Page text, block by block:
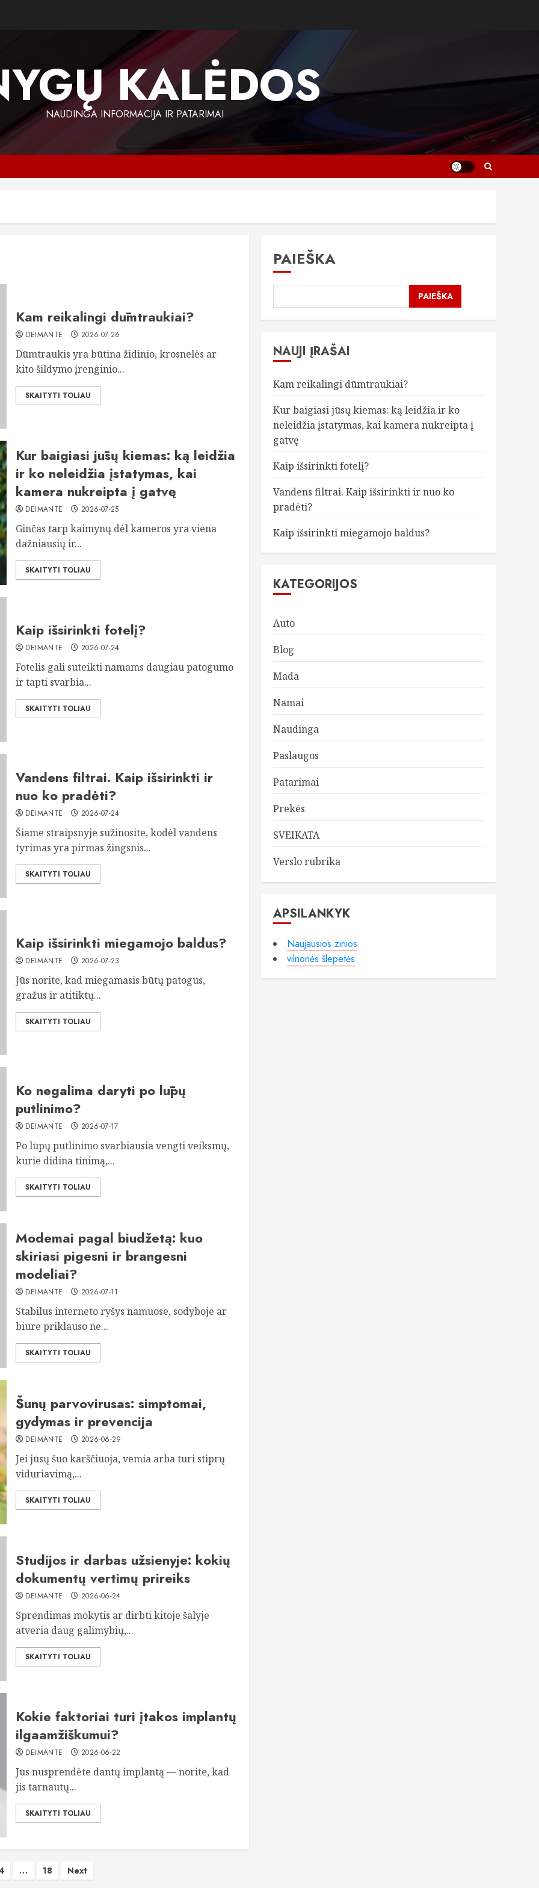
KALĖDOS
NAUDINGA INFORMACIJA IR PATARIMAI
Kam reikalingi dūmtraukiai?
DEIMANTE 2026-07-26
Dūmtraukis yra būtina židinio, krosnelės ar
kito šildymo įrenginio...
SKAITYTI TOLIAU
Kur baigiasi jūsų kiemas: ką leidžia
ir ko neleidžia įstatymas, kai
kamera nukreipta į gatvę
DEIMANTE 2026-07-25
Ginčas tarp kaimynų dėl kameros yra viena
dažniausių ir...
SKAITYTI TOLIAU
Kaip išsirinkti fotelį?
DEIMANTE 2026-07-24
Fotelis gali suteikti namams daugiau patogumo
ir tapti svarbia...
SKAITYTI TOLIAU
Vandens filtrai. Kaip išsirinkti ir
nuo ko pradėti?
DEIMANTE 2026-07-24
Šiame straipsnyje sužinosite, kodėl vandens
tyrimas yra pirmas žingsnis...
SKAITYTI TOLIAU
Kaip išsirinkti miegamojo baldus?
DEIMANTE 2026-07-23
Jūs norite, kad miegamasis būtų patogus,
gražus ir atitiktų...
SKAITYTI TOLIAU
Ko negalima daryti po lūpų
putlinimo?
DEIMANTE 2026-07-17
Po lūpų putlinimo svarbiausia vengti veiksmų,
kurie didina tinimą,...
SKAITYTI TOLIAU
Modemai pagal biudžetą: kuo
skiriasi pigesni ir brangesni
modeliai?
DEIMANTE 2026-07-11
Stabilus interneto ryšys namuose, sodyboje ar
biure priklauso ne...
SKAITYTI TOLIAU
Šunų parvovirusas: simptomai,
gydymas ir prevencija
DEIMANTE 2026-06-29
Jei jūsų šuo karščiuoja, vemia arba turi stiprų
viduriavimą,...
SKAITYTI TOLIAU
Studijos ir darbas užsienyje: kokių
dokumentų vertimų prireiks
DEIMANTE 2026-06-24
Sprendimas mokytis ar dirbti kitoje šalyje
atveria daug galimybių,...
SKAITYTI TOLIAU
Kokie faktoriai turi įtakos implantų
ilgaamžiškumui?
DEIMANTE 2026-06-22
Jūs nusprendėte dantų implantą — norite, kad
jis tarnautų...
SKAITYTI TOLIAU
… 18 Next
PAIEŠKA
PAIEŠKA
NAUJI ĮRAŠAI
Kam reikalingi dūmtraukiai?
Kur baigiasi jūsų kiemas: ką leidžia ir ko
neleidžia įstatymas, kai kamera nukreipta į
gatvę
Kaip išsirinkti fotelį?
Vandens filtrai. Kaip išsirinkti ir nuo ko
pradėti?
Kaip išsirinkti miegamojo baldus?
KATEGORIJOS
Auto
Blog
Mada
Namai
Naudinga
Paslaugos
Patarimai
Prekės
SVEIKATA
Verslo rubrika
APSILANKYK
Naujausios zinios
vilnonės šlepetės